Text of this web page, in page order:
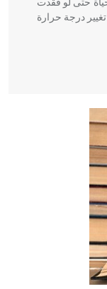
درجة حرارة
مؤلفات هي:
الرأس. ويعود
البحر ويتركب
الحمرة وهو